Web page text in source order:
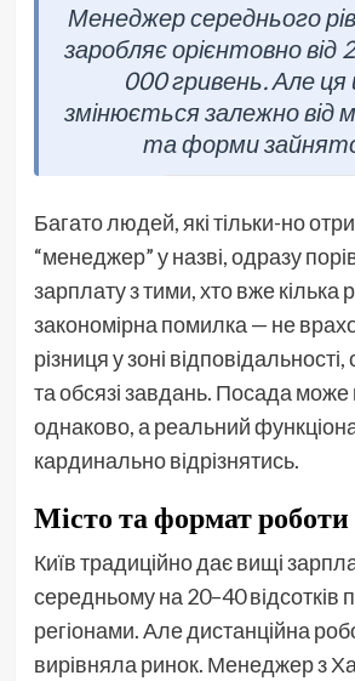
Менеджер середнього
заробляє орієнтовно від
000 гривень. Але
змінюється залежно від
та форми
Багато людей, які тільки-но
“менеджер” у назві, одразу
зарплату з тими, хто вже кілька
закономірна помилка — не
різниця у зоні відповідальності,
та обсязі завдань. Посада може
однаково, а реальний
кардинально відрізнятись.
Місто та формат роботи
Київ традиційно дає вищі
середньому на 20–40 відсотків
регіонами. Але дистанційна
вирівняла ринок. Менеджер з